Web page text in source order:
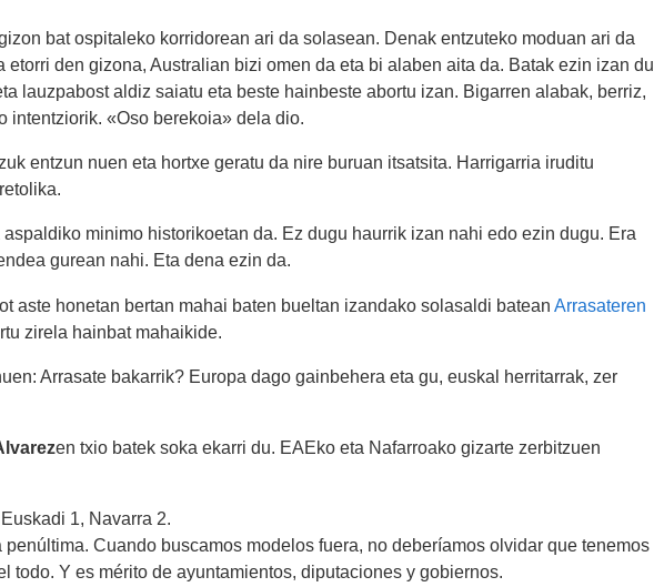
bat ospitaleko korridorean ari da solasean. Denak entzuteko moduan ari da
etorri den gizona, Australian bizi omen da eta bi alaben aita da. Batak ezin izan du
lauzpabost aldiz saiatu eta beste hainbeste abortu izan. Bigarren alabak, berriz,
intentziorik. «Oso berekoia» dela dio.
entzun nuen eta hortxe geratu da nire buruan itsatsita. Harrigarria iruditu
minimo historikoetan da. Ez dugu haurrik izan nahi edo ezin dugu. Era
gurean nahi. Eta dena ezin da.
aste honetan bertan mahai baten bueltan izandako solasaldi batean Arrasateren
zirela hainbat mahaikide.
Arrasate bakarrik? Europa dago gainbehera eta gu, euskal herritarrak, zer
en txio batek soka ekarri du. EAEko eta Nafarroako gizarte zerbitzuen
1, Navarra 2.
Cuando buscamos modelos fuera, no deberíamos olvidar que tenemos
todo. Y es mérito de ayuntamientos, diputaciones y gobiernos.